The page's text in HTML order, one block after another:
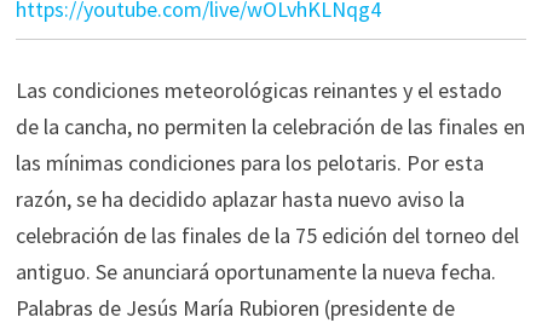
https://youtube.com/live/wOLvhKLNqg4
Las condiciones meteorológicas reinantes y el estado
de la cancha, no permiten la celebración de las finales en
las mínimas condiciones para los pelotaris. Por esta
razón, se ha decidido aplazar hasta nuevo aviso la
celebración de las finales de la 75 edición del torneo del
antiguo. Se anunciará oportunamente la nueva fecha.
Palabras de Jesús María Rubioren (presidente de